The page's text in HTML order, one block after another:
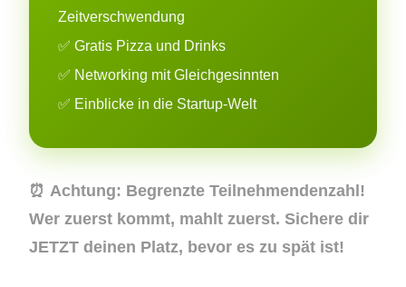
Zeitverschwendung
✅ Gratis Pizza und Drinks
✅ Networking mit Gleichgesinnten
✅ Einblicke in die Startup-Welt
⏰ Achtung: Begrenzte Teilnehmendenzahl!
Wer zuerst kommt, mahlt zuerst. Sichere dir
JETZT deinen Platz, bevor es zu spät ist!